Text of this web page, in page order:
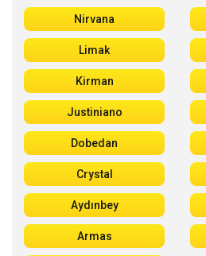
Nirvana
Limak
Kirman
Justiniano
Dobedan
Crystal
Aydınbey
Armas